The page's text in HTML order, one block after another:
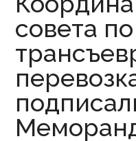
совета по